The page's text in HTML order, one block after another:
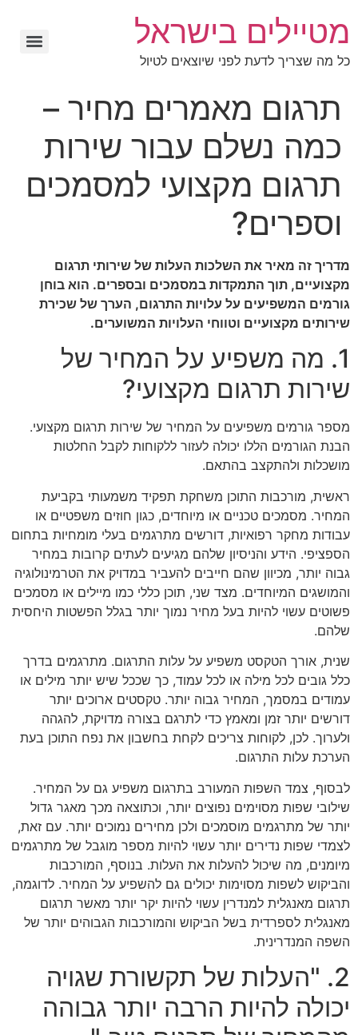
מטיילים בישראל
כל מה שצריך לדעת לפני שיוצאים לטיול
תרגום מאמרים מחיר –
כמה נשלם עבור שירות
תרגום מקצועי למסמכים
וספרים?
מדריך זה מאיר את השלכות העלות של שירותי תרגום
מקצועיים, תוך התמקדות במסמכים ובספרים. הוא בוחן
גורמים המשפיעים על עלויות התרגום, הערך של שכירת
שירותים מקצועיים וטווחי העלויות המשוערים.
1. מה משפיע על המחיר של
שירות תרגום מקצועי?
מספר גורמים משפיעים על המחיר של שירות תרגום מקצועי.
הבנת הגורמים הללו יכולה לעזור ללקוחות לקבל החלטות
מושכלות ולהתקצב בהתאם.
ראשית, מורכבות התוכן משחקת תפקיד משמעותי בקביעת
המחיר. מסמכים טכניים או מיוחדים, כגון חוזים משפטיים או
עבודות מחקר רפואיות, דורשים מתרגמים בעלי מומחיות בתחום
הספציפי. הידע והניסיון שלהם מגיעים לעתים קרובות במחיר
גבוה יותר, מכיוון שהם חייבים להעביר במדויק את הטרמינולוגיה
והמושגים המיוחדים. מצד שני, תוכן כללי כמו מיילים או מסמכים
פשוטים עשוי להיות בעל מחיר נמוך יותר בגלל הפשטות היחסית
שלהם.
שנית, אורך הטקסט משפיע על עלות התרגום. מתרגמים בדרך
כלל גובים לכל מילה או לכל עמוד, כך שככל שיש יותר מילים או
עמודים במסמך, המחיר גבוה יותר. טקסטים ארוכים יותר
דורשים יותר זמן ומאמץ כדי לתרגם בצורה מדויקת, להגהה
ולערוך. לכן, לקוחות צריכים לקחת בחשבון את נפח התוכן בעת
הערכת עלות התרגום.
לבסוף, צמד השפות המעורב בתרגום משפיע גם על המחיר.
שילובי שפות מסוימים נפוצים יותר, וכתוצאה מכך מאגר גדול
יותר של מתרגמים מוסמכים ולכן מחירים נמוכים יותר. עם זאת,
לצמדי שפות נדירים יותר עשוי להיות מספר מוגבל של מתרגמים
מיומנים, מה שיכול להעלות את העלות. בנוסף, המורכבות
והביקוש לשפות מסוימות יכולים גם להשפיע על המחיר. לדוגמה,
תרגום מאנגלית למנדרין עשוי להיות יקר יותר מאשר תרגום
מאנגלית לספרדית בשל הביקוש והמורכבות הגבוהים יותר של
השפה המנדרינית.
2. "העלות של תקשורת שגויה
יכולה להיות הרבה יותר גבוהה